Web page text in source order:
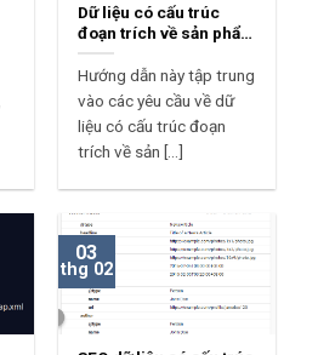
Dữ liệu có cấu trúc
đoạn trích về sản phẩm
Blogspot
Hướng dẫn này tập trung
vào các yêu cầu về dữ
liệu có cấu trúc đoạn
trích về sản [...]
03
thg 02